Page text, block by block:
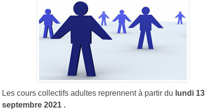
Les cours collectifs adultes reprennent à partir du lundi 13
septembre 2021 .